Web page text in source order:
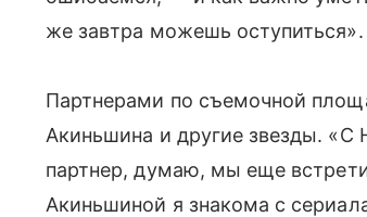
же завтра можешь оступиться».
Партнерами по съемочной
Акиньшина и другие звезды. «С
партнер, думаю, мы еще
Акиньшиной я знакома с